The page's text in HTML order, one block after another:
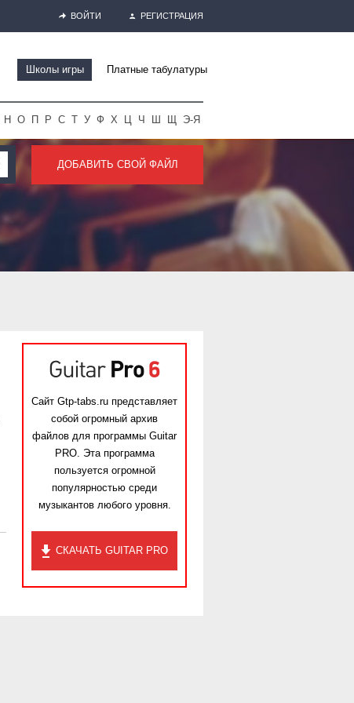
ВОЙТИ РЕГИСТРАЦИЯ
Школы игры Платные табулатуры
Н О П Р С Т У Ф Х Ц Ч Ш Щ Э-Я
ДОБАВИТЬ СВОЙ ФАЙЛ
Сайт Gtp-tabs.ru представляет
собой огромный архив
файлов для программы Guitar
PRO. Эта программа
пользуется огромной
популярностью среди
музыкантов любого уровня.
СКАЧАТЬ GUITAR PRO